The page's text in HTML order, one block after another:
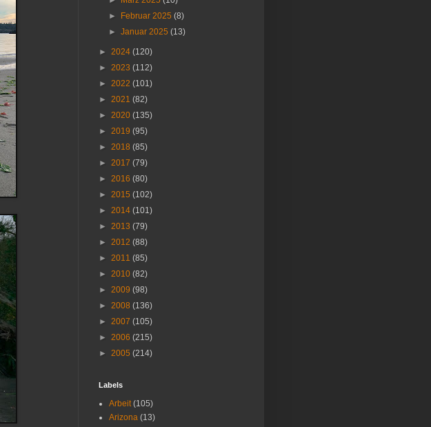
►
Februar 2025(8)
►Januar 2025(13)
► 2024 (120)
► 2023 (112)
► 2022 (101)
► 2021 (82)
► 2020 (135)
► 2019 (95)
► 2018 (85)
► 2017 (79)
► 2016 (80)
► 2015 (102)
► 2014 (101)
► 2013 (79)
► 2012 (88)
► 2011 (85)
► 2010 (82)
► 2009 (98)
► 2008 (136)
► 2007 (105)
► 2006 (215)
► 2005 (214)
Labels
Arbeit (105)
Arizona (13)